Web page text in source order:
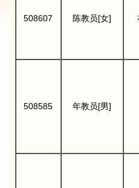
508607 陈教员[女]
508585 年教员[男]